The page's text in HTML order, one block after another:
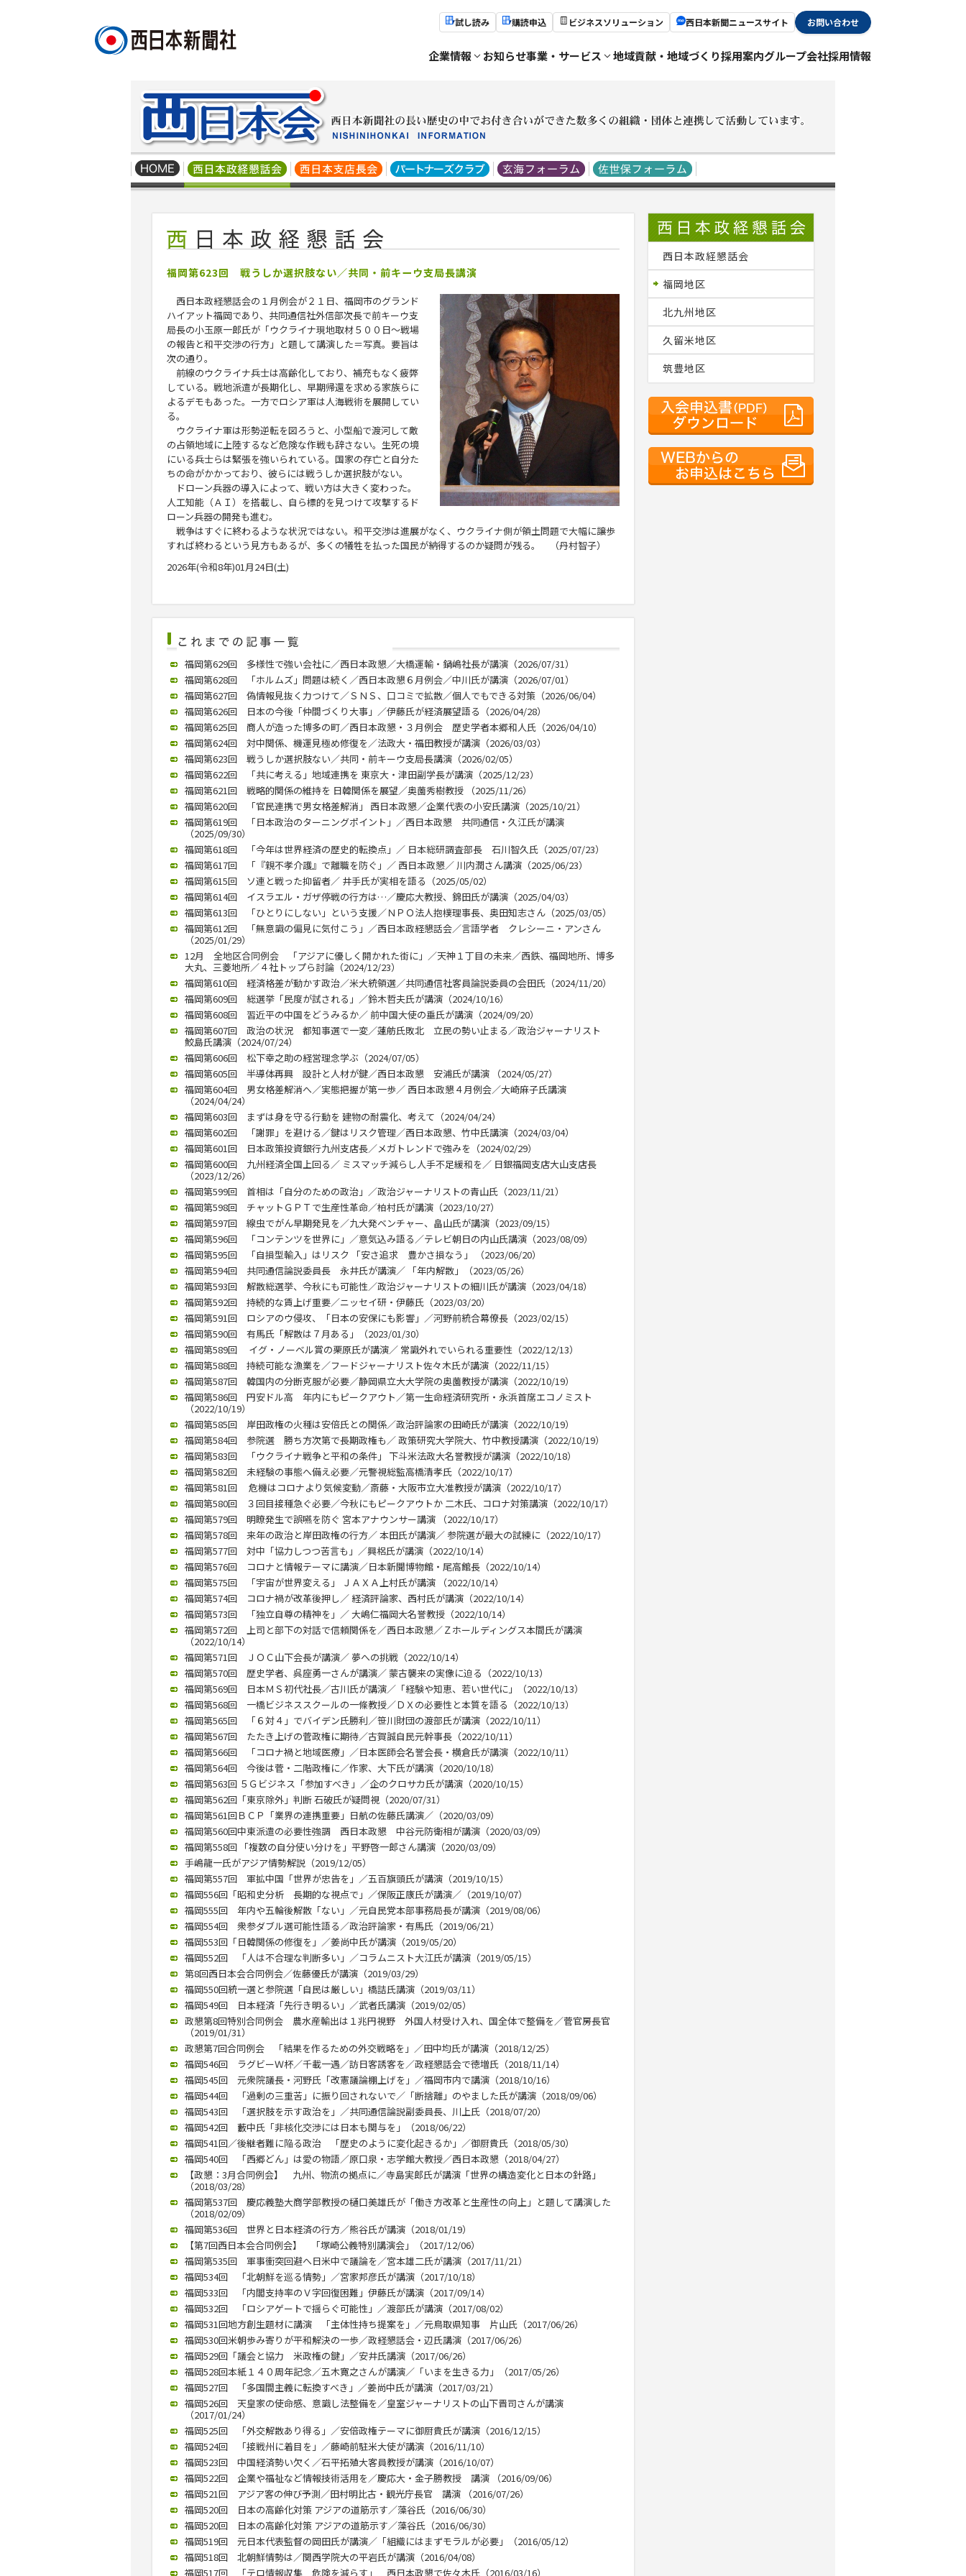
試し読み 購読申込 ビジネスソリューション 西日本新聞ニュースサイト お問い合わせ
企業情報 お知らせ事業・サービス 地域貢献・地域づくり採用案内グループ会社採用情報
福岡第623回 戦うしか選択肢ない／共同・前キーウ支局長講演
西日本政経懇話会の１月例会が２１日、福岡市のグランド
ハイアット福岡であり、共同通信社外信部次長で前キーウ支
局長の小玉原一郎氏が「ウクライナ現地取材５００日～戦場
の報告と和平交渉の行方」と題して講演した＝写真。要旨は
次の通り。
前線のウクライナ兵士は高齢化しており、補充もなく疲弊
している。戦地派遣が長期化し、早期帰還を求める家族らに
よるデモもあった。一方でロシア軍は人海戦術を展開してい
る。
ウクライナ軍は形勢逆転を図ろうと、小型船で渡河して敵
の占領地域に上陸するなど危険な作戦も辞さない。生死の境
にいる兵士らは緊張を強いられている。国家の存亡と自分た
ちの命がかかっており、彼らには戦うしか選択肢がない。
ドローン兵器の導入によって、戦い方は大きく変わった。
人工知能（ＡＩ）を搭載し、自ら標的を見つけて攻撃するド
ローン兵器の開発も進む。
戦争はすぐに終わるような状況ではない。和平交渉は進展がなく、ウクライナ側が領土問題で大幅に譲歩
すれば終わるという見方もあるが、多くの犠牲を払った国民が納得するのか疑問が残る。 （丹村智子）
2026年(令和8年)01月24日(土)
福岡第629回 多様性で強い会社に／西日本政懇／大橋運輸・鍋嶋社長が講演（2026/07/31）
福岡第628回 「ホルムズ」問題は続く／西日本政懇６月例会／中川氏が講演（2026/07/01）
福岡第627回 偽情報見抜く力つけて／ＳＮＳ、口コミで拡散／個人でもできる対策（2026/06/04）
福岡第626回 日本の今後「仲間づくり大事」／伊藤氏が経済展望語る（2026/04/28）
福岡第625回 商人が造った博多の町／西日本政懇・３月例会 歴史学者本郷和人氏（2026/04/10）
福岡第624回 対中関係、機運見極め修復を／法政大・福田教授が講演（2026/03/03）
福岡第623回 戦うしか選択肢ない／共同・前キーウ支局長講演（2026/02/05）
福岡第622回 「共に考える」地域連携を 東京大・津田副学長が講演（2025/12/23）
福岡第621回 戦略的関係の維持を 日韓関係を展望／奥薗秀樹教授 （2025/11/26）
福岡第620回 「官民連携で男女格差解消」 西日本政懇／企業代表の小安氏講演（2025/10/21）
福岡第619回 「日本政治のターニングポイント」／西日本政懇 共同通信・久江氏が講演
（2025/09/30）
福岡第618回 「今年は世界経済の歴史的転換点」／ 日本総研調査部長 石川智久氏（2025/07/23）
福岡第617回 「『親不孝介護』で離職を防ぐ」／ 西日本政懇／ 川内潤さん講演（2025/06/23）
福岡第615回 ソ連と戦った抑留者／ 井手氏が実相を語る（2025/05/02）
福岡第614回 イスラエル・ガザ停戦の行方は…／慶応大教授、錦田氏が講演（2025/04/03）
福岡第613回 「ひとりにしない」という支援／ＮＰＯ法人抱樸理事長、奥田知志さん（2025/03/05）
福岡第612回 「無意識の偏見に気付こう」／西日本政経懇話会／言語学者 クレシーニ・アンさん
（2025/01/29）
12月 全地区合同例会 「アジアに優しく開かれた街に」／天神１丁目の未来／西鉄、福岡地所、博多
大丸、三菱地所／４社トップら討論（2024/12/23）
福岡第610回 経済格差が動かす政治／米大統領選／共同通信社客員論説委員の会田氏（2024/11/20）
福岡第609回 総選挙「民度が試される」／鈴木哲夫氏が講演（2024/10/16）
福岡第608回 習近平の中国をどうみるか／ 前中国大使の垂氏が講演（2024/09/20）
福岡第607回 政治の状況 都知事選で一変／蓮舫氏敗北 立民の勢い止まる／政治ジャーナリスト
鮫島氏講演（2024/07/24）
福岡第606回 松下幸之助の経営理念学ぶ（2024/07/05）
福岡第605回 半導体再興 設計と人材が鍵／西日本政懇 安浦氏が講演 （2024/05/27）
福岡第604回 男女格差解消へ／実態把握が第一歩／ 西日本政懇４月例会／大崎麻子氏講演
（2024/04/24）
福岡第603回 まずは身を守る行動を 建物の耐震化、考えて（2024/04/24）
福岡第602回 「謝罪」を避ける／鍵はリスク管理／西日本政懇、竹中氏講演（2024/03/04）
福岡第601回 日本政策投資銀行九州支店長／メガトレンドで強みを（2024/02/29）
福岡第600回 九州経済全国上回る／ ミスマッチ減らし人手不足緩和を／ 日銀福岡支店大山支店長
（2023/12/26）
福岡第599回 首相は「自分のための政治」／政治ジャーナリストの青山氏（2023/11/21）
福岡第598回 チャットＧＰＴで生産性革命／柏村氏が講演（2023/10/27）
福岡第597回 線虫でがん早期発見を／九大発ベンチャー、畠山氏が講演（2023/09/15）
福岡第596回 「コンテンツを世界に」／意気込み語る／テレビ朝日の内山氏講演（2023/08/09）
福岡第595回 「自損型輸入」はリスク 「安さ追求 豊かさ損なう」 （2023/06/20）
福岡第594回 共同通信論説委員長 永井氏が講演／ 「年内解散」（2023/05/26）
福岡第593回 解散総選挙、今秋にも可能性／政治ジャーナリストの細川氏が講演（2023/04/18）
福岡第592回 持続的な賃上げ重要／ニッセイ研・伊藤氏（2023/03/20）
福岡第591回 ロシアのウ侵攻、「日本の安保にも影響」／河野前統合幕僚長（2023/02/15）
福岡第590回 有馬氏「解散は７月ある」（2023/01/30）
福岡第589回 イグ・ノーベル賞の栗原氏が講演／ 常識外れでいられる重要性（2022/12/13）
福岡第588回 持続可能な漁業を／フードジャーナリスト佐々木氏が講演（2022/11/15）
福岡第587回 韓国内の分断克服が必要／静岡県立大大学院の奥薗教授が講演（2022/10/19）
福岡第586回 円安ドル高 年内にもピークアウト／第一生命経済研究所・永浜首席エコノミスト
（2022/10/19）
福岡第585回 岸田政権の火種は安倍氏との関係／政治評論家の田崎氏が講演（2022/10/19）
福岡第584回 参院選 勝ち方次第で長期政権も／ 政策研究大学院大、竹中教授講演（2022/10/19）
福岡第583回 「ウクライナ戦争と平和の条件」 下斗米法政大名誉教授が講演（2022/10/18）
福岡第582回 未経験の事態へ備え必要／元警視総監高橋清孝氏（2022/10/17）
福岡第581回 危機はコロナより気候変動／斎藤・大阪市立大准教授が講演（2022/10/17）
福岡第580回 ３回目接種急ぐ必要／今秋にもピークアウトか 二木氏、コロナ対策講演（2022/10/17）
福岡第579回 明瞭発生で誤嚥を防ぐ 宮本アナウンサー講演 （2022/10/17）
福岡第578回 来年の政治と岸田政権の行方／ 本田氏が講演／ 参院選が最大の試練に（2022/10/17）
福岡第577回 対中「協力しつつ苦言も」／興梠氏が講演（2022/10/14）
福岡第576回 コロナと情報テーマに講演／日本新聞博物館・尾高館長（2022/10/14）
福岡第575回 「宇宙が世界変える」 ＪＡＸＡ上村氏が講演 （2022/10/14）
福岡第574回 コロナ禍が改革後押し／ 経済評論家、西村氏が講演（2022/10/14）
福岡第573回 「独立自尊の精神を」／ 大嶋仁福岡大名誉教授（2022/10/14）
福岡第572回 上司と部下の対話で信頼関係を／西日本政懇／Ｚホールディングス本間氏が講演
（2022/10/14）
福岡第571回 ＪＯＣ山下会長が講演／ 夢への挑戦（2022/10/14）
福岡第570回 歴史学者、呉座勇一さんが講演／ 蒙古襲来の実像に迫る（2022/10/13）
福岡第569回 日本ＭＳ初代社長／古川氏が講演／「経験や知恵、若い世代に」（2022/10/13）
福岡第568回 一橋ビジネススクールの一條教授／ＤＸの必要性と本質を語る（2022/10/13）
福岡第565回 「６対４」でバイデン氏勝利／笹川財団の渡部氏が講演（2022/10/11）
福岡第567回 たたき上げの菅政権に期待／古賀誠自民元幹事長（2022/10/11）
福岡第566回 「コロナ禍と地域医療」／日本医師会名誉会長・横倉氏が講演（2022/10/11）
福岡第564回 今後は菅・二階政権に／作家、大下氏が講演（2020/10/18）
福岡第563回 ５Ｇビジネス「参加すべき」／企のクロサカ氏が講演（2020/10/15）
福岡第562回「東京除外」判断 石破氏が疑問視（2020/07/31）
福岡第561回ＢＣＰ「業界の連携重要」日航の佐藤氏講演／（2020/03/09）
福岡第560回中東派遣の必要性強調 西日本政懇 中谷元防衛相が講演（2020/03/09）
福岡第558回 「複数の自分使い分けを」平野啓一郎さん講演（2020/03/09）
手嶋龍一氏がアジア情勢解説（2019/12/05）
福岡第557回 軍拡中国「世界が忠告を」／五百旗頭氏が講演（2019/10/15）
福岡556回「昭和史分析 長期的な視点で」／保阪正康氏が講演／（2019/10/07）
福岡555回 年内や五輪後解散「ない」／元自民党本部事務局長が講演（2019/08/06）
福岡554回 衆参ダブル選可能性語る／政治評論家・有馬氏（2019/06/21）
福岡553回「日韓関係の修復を」／姜尚中氏が講演（2019/05/20）
福岡552回 「人は不合理な判断多い」／コラムニスト大江氏が講演（2019/05/15）
第8回西日本会合同例会／佐藤優氏が講演（2019/03/29）
福岡550回統一選と参院選「自民は厳しい」橋詰氏講演（2019/03/11）
福岡549回 日本経済「先行き明るい」／武者氏講演（2019/02/05）
政懇第8回特別合同例会 農水産輸出は１兆円視野 外国人材受け入れ、国全体で整備を／菅官房長官
（2019/01/31）
政懇第7回合同例会 「結果を作るための外交戦略を」／田中均氏が講演（2018/12/25）
福岡546回 ラグビーＷ杯／千載一遇／訪日客誘客を／政経懇話会で徳増氏（2018/11/14）
福岡545回 元衆院議長・河野氏「改憲議論棚上げを」／福岡市内で講演（2018/10/16）
福岡544回 「過剰の三重苦」に振り回されないで／「断捨離」のやました氏が講演（2018/09/06）
福岡543回 「選択肢を示す政治を」／共同通信論説副委員長、川上氏（2018/07/20）
福岡542回 藪中氏「非核化交渉には日本も関与を」（2018/06/22）
福岡541回／後継者難に陥る政治 「歴史のように変化起きるか」／御厨貴氏（2018/05/30）
福岡540回 「西郷どん」は愛の物語／原口泉・志学館大教授／西日本政懇（2018/04/27）
【政懇：3月合同例会】 九州、物流の拠点に／寺島実郎氏が講演「世界の構造変化と日本の針路」
（2018/03/28）
福岡第537回 慶応義塾大商学部教授の樋口美雄氏が「働き方改革と生産性の向上」と題して講演した
（2018/02/09）
福岡第536回 世界と日本経済の行方／熊谷氏が講演（2018/01/19）
【第7回西日本会合同例会】 「塚崎公義特別講演会」（2017/12/06）
福岡第535回 軍事衝突回避へ日米中で議論を／宮本雄二氏が講演（2017/11/21）
福岡534回 「北朝鮮を巡る情勢」／宮家邦彦氏が講演（2017/10/18）
福岡533回 「内閣支持率のＶ字回復困難」伊藤氏が講演（2017/09/14）
福岡532回 「ロシアゲートで揺らぐ可能性」／渡部氏が講演（2017/08/02）
福岡531回地方創生題材に講演 「主体性持ち提案を」／元鳥取県知事 片山氏（2017/06/26）
福岡530回米朝歩み寄りが平和解決の一歩／政経懇話会・辺氏講演（2017/06/26）
福岡529回「議会と協力 米政権の鍵」／安井氏講演（2017/06/26）
福岡528回本紙１４０周年記念／五木寛之さんが講演／「いまを生きる力」（2017/05/26）
福岡527回 「多国間主義に転換すべき」／姜尚中氏が講演（2017/03/21）
福岡526回 天皇家の使命感、意識し法整備を／皇室ジャーナリストの山下晋司さんが講演
（2017/01/24）
福岡525回 「外交解散あり得る」／安倍政権テーマに御厨貴氏が講演（2016/12/15）
福岡524回 「接戦州に着目を」／藤崎前駐米大使が講演（2016/11/10）
福岡523回 中国経済勢い欠く／石平拓殖大客員教授が講演（2016/10/07）
福岡522回 企業や福祉など情報技術活用を／慶応大・金子勝教授 講演 （2016/09/06）
福岡521回 アジア客の伸び予測／田村明比古・観光庁長官 講演 （2016/07/26）
福岡520回 日本の高齢化対策 アジアの道筋示す／藻谷氏（2016/06/30）
福岡520回 日本の高齢化対策 アジアの道筋示す／藻谷氏（2016/06/30）
福岡519回 元日本代表監督の岡田氏が講演／「組織にはまずモラルが必要」（2016/05/12）
福岡518回 北朝鮮情勢は／関西学院大の平岩氏が講演（2016/04/08）
福岡517回 「テロ情報収集 危険を減らす」 西日本政懇で佐々木氏（2016/03/16）
西日本政経懇話会
福岡地区
北九州地区
久留米地区
筑豊地区